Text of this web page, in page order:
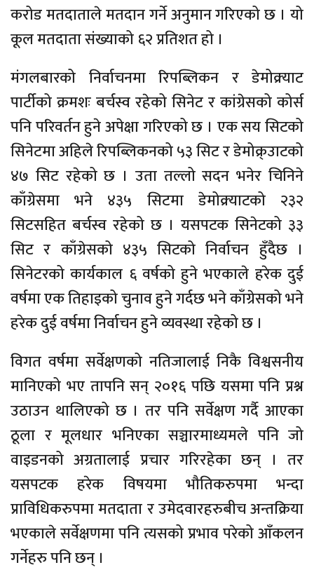
करोड मतदाताले मतदान गर्ने अनुमान गरिएको छ । यो
कूल मतदाता संख्याको ६२ प्रतिशत हो ।
मंगलबारको निर्वाचनमा रिपब्लिकन र डेमोक्र्याट
पार्टीको क्रमशः बर्चस्व रहेको सिनेट र कांग्रेसको कोर्स
पनि परिवर्तन हुने अपेक्षा गरिएको छ । एक सय सिटको
सिनेटमा अहिले रिपब्लिकनको ५३ सिट र डेमोक्र्उाटको
४७ सिट रहेको छ । उता तल्लो सदन भनेर चिनिने
काँग्रेसमा भने ४३५ सिटमा डेमोक्र्याटको २३२
सिटसहित बर्चस्व रहेको छ । यसपटक सिनेटको ३३
सिट र काँग्रेसको ४३५ सिटको निर्वाचन हुँदैछ ।
सिनेटरको कार्यकाल ६ वर्षको हुने भएकाले हरेक दुई
वर्षमा एक तिहाइको चुनाव हुने गर्दछ भने काँग्रेसको भने
हरेक दुई वर्षमा निर्वाचन हुने व्यवस्था रहेको छ ।
विगत वर्षमा सर्वेक्षणको नतिजालाई निकै विश्वसनीय
मानिएको भए तापनि सन् २०१६ पछि यसमा पनि प्रश्न
उठाउन थालिएको छ । तर पनि सर्वेक्षण गर्दै आएका
ठूला र मूलधार भनिएका सञ्चारमाध्यमले पनि जो
वाइडनको अग्रतालाई प्रचार गरिरहेका छन् । तर
यसपटक हरेक विषयमा भौतिकरुपमा भन्दा
प्राविधिकरुपमा मतदाता र उमेदवारहरुबीच अन्तक्रिया
भएकाले सर्वेक्षणमा पनि त्यसको प्रभाव परेको आँकलन
गर्नेहरु पनि छन् ।